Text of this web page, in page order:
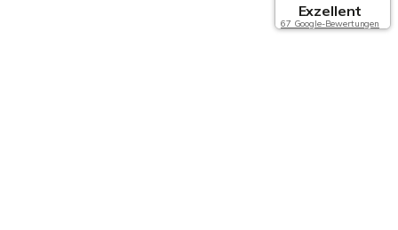
Exzellent
67 Google-Bewertungen